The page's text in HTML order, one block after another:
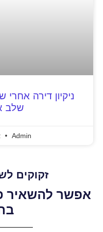
ניקיון דירה
שלב
Admin
זקוקים
אפשר להשאיר